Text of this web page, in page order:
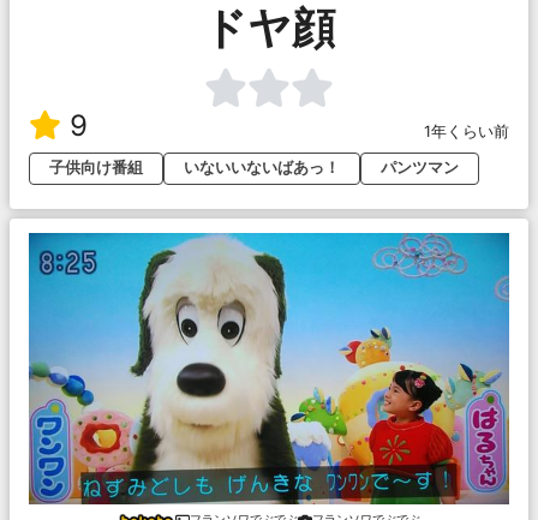
ドヤ顔
9
1年くらい前
子供向け番組
いないいないばあっ！ パンツマン